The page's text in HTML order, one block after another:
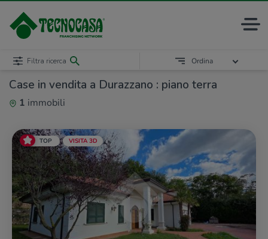
Case in vendita a Durazzano : piano terra
1 immobili
Filtra ricerca Ordina
TOP VISITA 3D